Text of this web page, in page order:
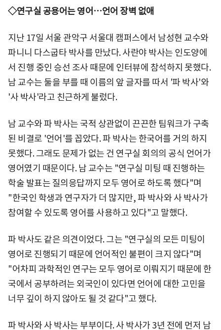
◇연구실 공용어는 영어…언어 장벽 없애
지난 17일 서울 관악구 서울대 캠퍼스에서 남성현 교수와
파니니 다스굽타 박사를 만났다. 사란야 박사는 인도양에
서 진행 중인 승선 조사 때문에 인터뷰에 참석하지 못했다.
남 교수는 둘을 부를 때 이름의 앞 글자를 따서 '파 박사'와
'사 박사'라고 친근하게 불렀다.
남 교수와 파 박사는 국적 상관없이 끈끈한 팀워크가 구축
된 비결로 '언어'를 꼽았다. 파 박사는 한국어를 거의 하지
못했다. 그래도 문제가 없는 건 연구실 회의의 공식 언어가
영어였기 때문이다. 남 교수는 "연구실 미팅 때 진행하는
학술 발표는 질의응답까지 모두 영어로 하도록 했다"며
"한국인 학생과 연구자가 더 많지만, 파 박사와 사 박사가
참여할 수 있도록 영어를 사용하고 있다"고 말했다.
파 박사도 같은 의견이었다. 그는 "연구실의 모든 미팅이
영어로 진행되기 때문에 언어적인 불편이 크지 않다"며
"어차피 과학적인 연구는 모두 영어로 이뤄지기 때문에 한
국에서 공부하려는 외국인이 있다면 언어에 대한 고민을
너무 깊이 하지 않아도 될 것 같다"고 했다.
파 박사와 사 박사는 부부이다. 사 박사가 3년 전에 먼저 남